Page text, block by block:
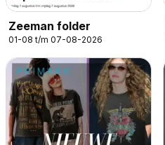
Zeeman folder
01-08 t/m 07-08-2026